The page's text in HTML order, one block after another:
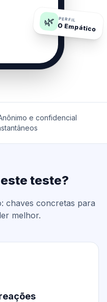
🌿 PERFIL
O Empático
e confidencial
teste?
chaves concretas para
melhor.